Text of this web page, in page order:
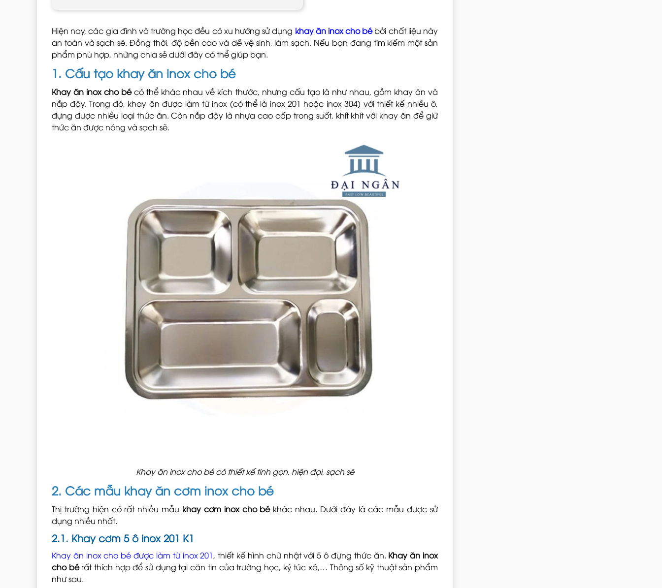
Hiện nay, các gia đình và trường học đều có xu hướng sử dụng khay ăn inox cho bébởi chất liệu này
an toàn và sạch sẽ. Đồng thời, độ bền cao và dễ vệ sinh, làm sạch. Nếu bạn đang tìm kiếm một sản
phẩm phù hợp, những chia sẻ dưới đây có thể giúp bạn.
1. Cấu tạo khay ăn inox cho bé
Khay ăn inox cho bécó thể khác nhau về kích thước, nhưng cấu tạo là như nhau, gồm khay ăn và
nắp đậy. Trong đó, khay ăn được làm từ inox (có thể là inox 201 hoặc inox 304) với thiết kế nhiều ô,
đựng được nhiều loại thức ăn. Còn nắp đậy là nhựa cao cấp trong suốt, khít khít với khay ăn để giữ
thức ăn được nóng và sạch sẽ.
Khay ăn inox cho bé có thiết kế tinh gọn, hiện đại, sạch sẽ
2. Các mẫu khay ăn cơm inox cho bé
Thị trường hiện có rất nhiều mẫu khay cơm inox cho békhác nhau. Dưới đây là các mẫu được sử
dụng nhiều nhất.
2.1. Khay cơm 5 ô inox 201 K1
Khay ăn inox cho bé được làm từ inox 201, thiết kế hình chữ nhật với 5 ô đựng thức ăn. Khay ăn inox
cho bérất thích hợp để sử dụng tại căn tin của trường học, ký túc xá,… Thông số kỹ thuật sản phẩm
như sau.